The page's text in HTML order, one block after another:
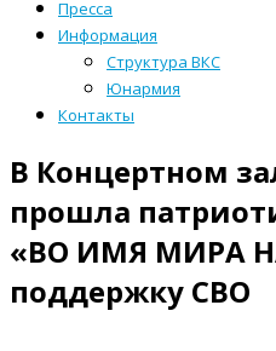
Пресса
Информация
Структура ВКС
Юнармия
Контакты
В Концертном
прошла
«ВО ИМЯ МИРА
поддержку СВО